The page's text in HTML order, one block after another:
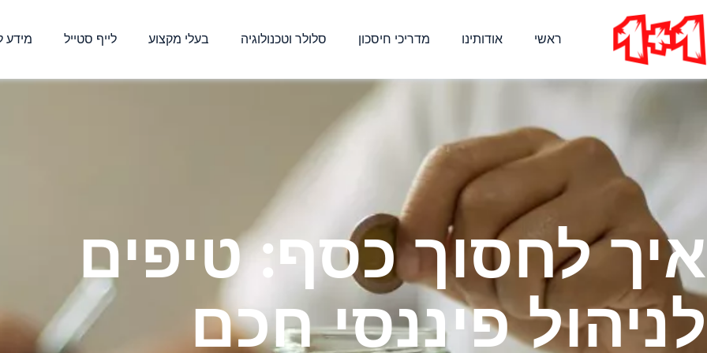
ראשי אודותינו מדריכי חיסכון סלולר וטכנולוגיה בעלי מקצוע לייף סטייל מידע
איך לחסוך כסף: טיפים
לניהול פיננסי חכם